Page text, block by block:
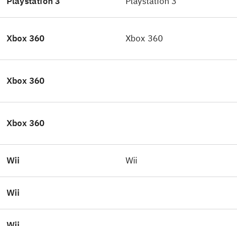
resten af spillet. Musik/lydeffekter kommer fra det
Lego Harry Potter - years 1-4 er fokus på udfordring
Spillet er både sjovt og charmerende. Der er masser
Kort sagt: høj klasse. Anbefales.
Xbox 360 Xbox 360
Xbox 360
Xbox 360
Wii Wii
Wii